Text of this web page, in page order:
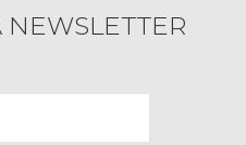
NEWSLETTER